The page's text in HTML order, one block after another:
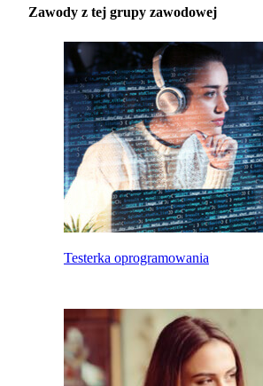
Zawody z tej grupy zawodowej
Testerka oprogramowania